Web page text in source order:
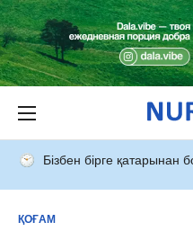
Бізбен бірге қатарынан
ҚОҒАМ